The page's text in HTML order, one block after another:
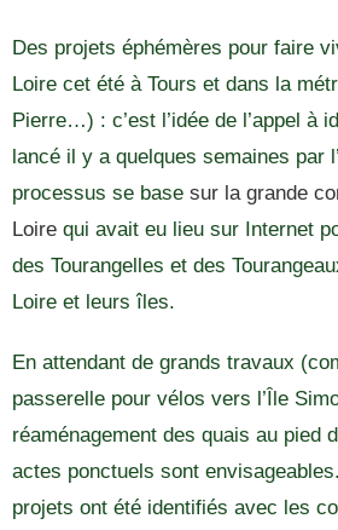
Des projets éphémères pour faire
Loire cet été à Tours et dans la
Pierre…) : c’est l’idée de l’appel à
lancé il y a quelques semaines par
processus se base sur la grande
Loire qui avait eu lieu sur Internet
des Tourangelles et des
Loire et leurs îles.
En attendant de grands travaux
passerelle pour vélos vers l’Île
réaménagement des quais au pied
actes ponctuels sont
projets ont été identifiés avec les